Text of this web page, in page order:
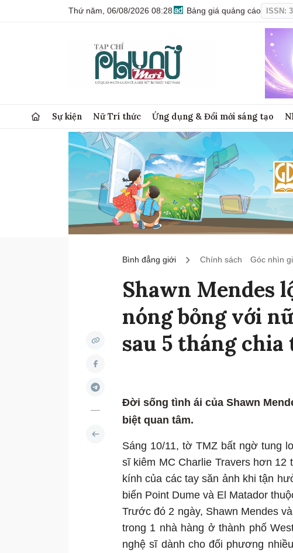
Thứ năm, 06/08/2026 08:28 Bảng giá quảng cáo ISSN:
Sự kiện Nữ Trí thức Ứng dụng & Đổi mới sáng tạo
Bình đẳng giới Chính sách Góc nhìn
Shawn Mendes
nóng bỏng với
sau 5 tháng chia
Đời sống tình ái của Shawn
biệt quan tâm.
Sáng 10/11, tờ TMZ bất ngờ tung
sĩ kiêm MC Charlie Travers hơn 12
kính của các tay săn ảnh khi tận
biển Point Dume và El Matador
Trước đó 2 ngày, Shawn Mendes
trong 1 nhà hàng ở thành phố
nghệ sĩ dành cho đối phương